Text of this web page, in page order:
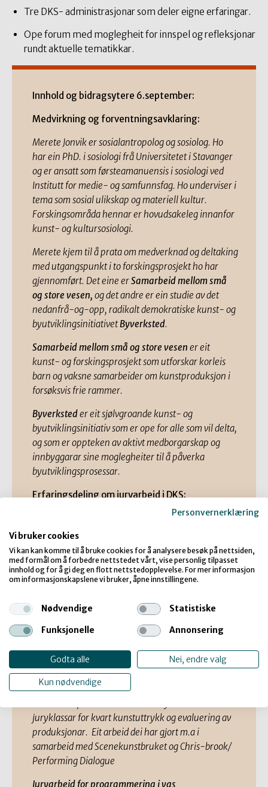
Tre DKS- administrasjonar som deler eigne erfaringar.
Ope forum med moglegheit for innspel og refleksjonar
rundt aktuelle tematikkar.
Innhold og bidragsytere 6.september:
Medvirkning og forventningsavklaring:
Merete Jonvik er sosialantropolog og sosiolog. Ho
har ein PhD. i sosiologi frå Universitetet i Stavanger
og er ansatt som førsteamanuensis i sosiologi ved
Institutt for medie- og samfunnsfag. Ho underviser i
tema som sosial ulikskap og materiell kultur.
Forskingsområda hennar er hovudsakeleg innanfor
kunst- og kultursosiologi.
Merete kjem til å prata om medverknad og deltaking
med utgangspunkt i to forskingsprosjekt ho har
gjennomført. Det eine erSamarbeid mellom små
og store vesen, og det andre er ein studie av det
nedanfrå-og-opp, radikalt demokratiske kunst- og
byutviklingsinitiativetByverksted.
Samarbeid mellom små og store vesen er eit
kunst- og forskingsprosjekt som utforskar korleis
barn og vaksne samarbeider om kunstproduksjon i
forsøksvis frie rammer.
Byverksteder eit sjølvgroande kunst- og
byutviklingsinitiativ som er ope for alle som vil delta,
og som er oppteken av aktivt medborgarskap og
innbyggarar sine moglegheiter til å påverka
byutviklingsprosessar.
Erfaringsdeling om juryarbeid i DKS:
Filmkritikk og juryarbeid i kulturarrangement
Øyvind Anda er avdelingsleiar og koordinator i DKS
Trondheim. Øyvind skal presentere arbeidet i
kommunen med filmkritikk og juryarbeid.
Kommunen har hatt eit lengre samarbeid med
involvere fleire kulturinstitusjonar i
medverknadsarbeidet.
Juryklasser i kunstuttrykka
Kristin Sundelin er koordinator for vgs og har
fagansvar for litteratur i DKS Troms og Finnmark.
juryklassar for kvart kunstuttrykk og evaluering av
produksjonar. Eit arbeid dei har gjort m.a i
samarbeid med Scenekunstbruket og Chris-brook/
Performing Dialogue
Juryarbeid for programmering i vgs
Personvernerklæring
Vi bruker cookies
Vi kan kan komme til å bruke cookies for å analysere besøk på nettsiden,
med formål om å forbedre nettstedet vårt, vise personlig tilpasset
innhold og for å gi deg en flott nettstedopplevelse. For mer informasjon
om informasjonskapslene vi bruker, åpne innstillingene.
Nødvendige
Statistiske
Funksjonelle
Annonsering
Godta alle Nei, endre valg
Kun nødvendige